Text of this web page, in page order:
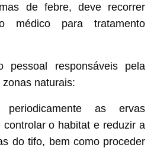
de febre, deve recorrer
médico para tratamento
responsáveis pela
naturais:
periodicamente as ervas
o habitat e reduzir a
do tifo, bem como proceder